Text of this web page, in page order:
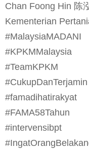
Chan Foong Hin 陈
Kementerian
#MalaysiaMADANI
#KPKMMalaysia
#TeamKPKM
#CukupDanTerjamin
#famadihatirakyat
#FAMA58Tahun
#intervensibpt